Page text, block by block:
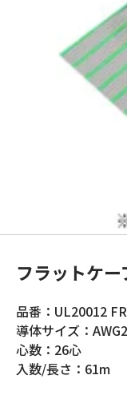
フラットケ
品番：UL20012
導体サイズ：
心数：26心
入数/長さ：61m